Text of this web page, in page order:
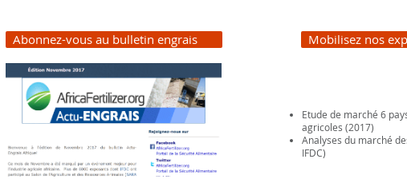
Abonnez-vous au bulletin engrais Mobilisez nos
Etude de marché 6
agricoles (2017)
Analyses du marché
IFDC)